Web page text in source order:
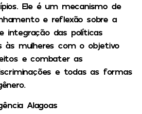
Ele é um mecanismo de
e reflexão sobre a
integração das políticas
às mulheres com o objetivo
e combater as
e todas as formas
Alagoas